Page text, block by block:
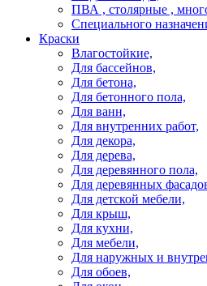
ПВА , столярные ,
Специального
Краски
Влагостойкие,
Для бассейнов,
Для бетона,
Для бетонного пола,
Для ванн,
Для внутренних работ,
Для декора,
Для дерева,
Для деревянного пола,
Для деревянных
Для детской мебели,
Для крыш,
Для кухни,
Для мебели,
Для наружных и
Для обоев,